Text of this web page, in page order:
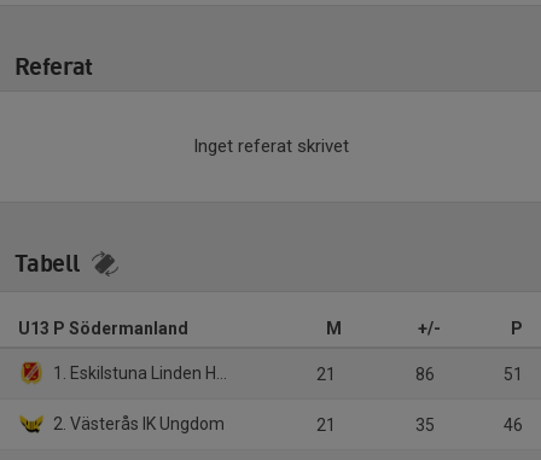
Referat
Inget referat skrivet
Tabell
U13 P Södermanland M +/- P
1. Eskilstuna Linden Hockey 21 86 51
2. Västerås IK Ungdom 21 35 46